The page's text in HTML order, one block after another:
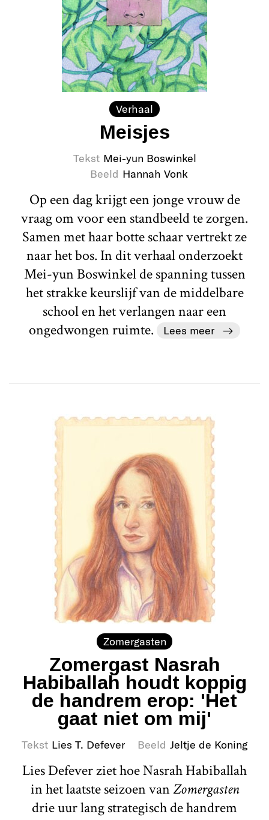
Verhaal
Meisjes
Tekst Mei-yun Boswinkel
Beeld Hannah Vonk
Op een dag krijgt een jonge vrouw de
vraag om voor een standbeeld te zorgen.
Samen met haar botte schaar vertrekt ze
naar het bos. In dit verhaal onderzoekt
Mei-yun Boswinkel de spanning tussen
het strakke keurslijf van de middelbare
school en het verlangen naar een
ongedwongen ruimte.
Lees meer
Zomergasten
Zomergast Nasrah
Habiballah houdt koppig
de handrem erop: 'Het
gaat niet om mij'
Tekst Lies T. Defever Beeld Jeltje de Koning
Lies Defever ziet hoe Nasrah Habiballah
in het laatste seizoen vanZomergasten
drie uur lang strategisch de handrem